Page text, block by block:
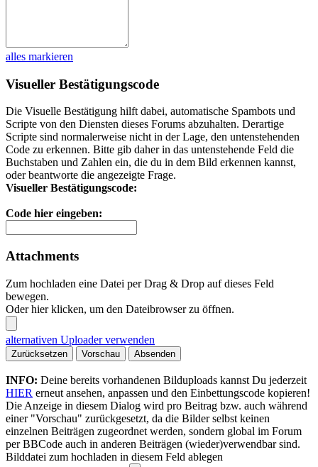
alles markieren
Visueller Bestätigungscode
Die Visuelle Bestätigung hilft dabei, automatische Spambots und
Scripte von den Diensten dieses Forums abzuhalten. Derartige
Scripte sind normalerweise nicht in der Lage, den untenstehenden
Code zu erkennen. Bitte gib daher in das untenstehende Feld die
Buchstaben und Zahlen ein, die du in dem Bild erkennen kannst,
oder beantworte die angezeigte Frage.
Visueller Bestätigungscode:
Code hier eingeben:
Attachments
Zum hochladen eine Datei per Drag & Drop auf dieses Feld
bewegen.
Oder hier klicken, um den Dateibrowser zu öffnen.
alternativen Uploader verwenden
Zurücksetzen Vorschau Absenden
INFO: Deine bereits vorhandenen Bilduploads kannst Du jederzeit
HIER erneut ansehen, anpassen und den Einbettungscode kopieren!
Die Anzeige in diesem Dialog wird pro Beitrag bzw. auch während
einer "Vorschau" zurückgesetzt, da die Bilder selbst keinen
einzelnen Beiträgen zugeordnet werden, sondern global im Forum
per BBCode auch in anderen Beiträgen (wieder)verwendbar sind.
Bilddatei zum hochladen in diesem Feld ablegen